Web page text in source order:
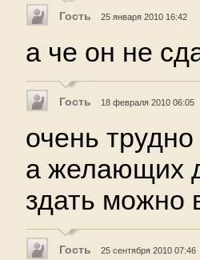
Гость 25 января 2010 16:42
а че он не
Гость 18 февраля 2010 06:05
очень
а желающих
здать можно
Гость 25 сентября 2010 07:46